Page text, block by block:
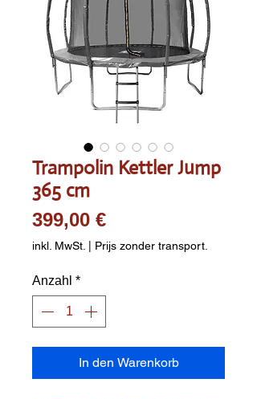
Trampolin Kettler Jump
365 cm
399,00 €Preis
inkl. MwSt. | Prijs zonder transport.
Anzahl *
In den Warenkorb